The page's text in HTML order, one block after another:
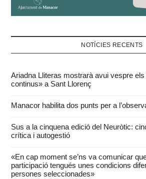
NOTÍCIES RECENTS
Ariadna Lliteras mostrarà avui vespre
continus» a Sant Llorenç
Manacor habilita dos punts per a
Sus a la cinquena edició del Neuròtic:
crítica i autogestió
«En cap moment se’ns va comunicar
participació tengués unes condicions
persones seleccionades»